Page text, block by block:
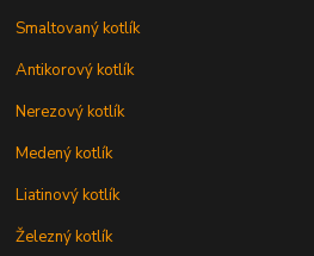
Smaltovaný kotlík
Antikorový kotlík
Nerezový kotlík
Medený kotlík
Liatinový kotlík
Železný kotlík